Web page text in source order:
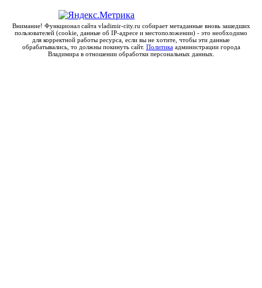
Внимание! Функционал сайта vladimir-city.ru собирает метаданные вновь зашедших
пользователей (cookie, данные об IP-адресе и местоположении) - это необходимо
для корректной работы ресурса, если вы не хотите, чтобы эти данные
обрабатывались, то должны покинуть сайт. Политикаадминистрации города
Владимира в отношении обработки персональных данных.